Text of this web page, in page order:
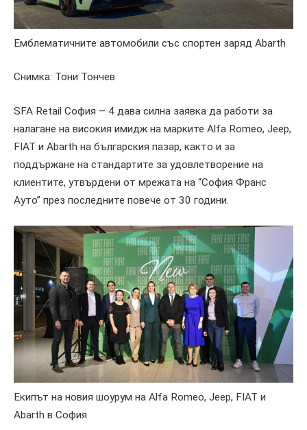
Емблематичните автомобили със спортен заряд Abarth
Снимка: Тони Тончев
SFA Retail София – 4 дава силна заявка да работи за
налагане на високия имидж на марките Alfa Romeo, Jeep,
FIAT и Abarth на българския пазар, както и за
поддържане на стандартите за удовлетворение на
клиентите, утвърдени от мрежата на “София Франс
Ауто” през последните повече от 30 години.
Екипът на новия шоурум на Alfa Romeo, Jeep, FIAT и
Abarth в София